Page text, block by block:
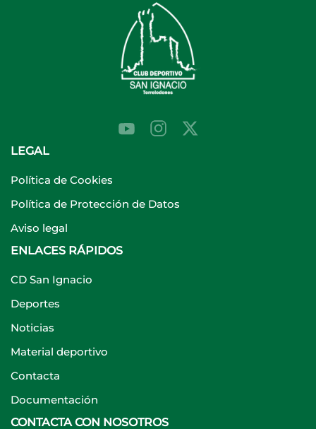
LEGAL
Política de Cookies
Política de Protección de Datos
Aviso legal
ENLACES RÁPIDOS
CD San Ignacio
Deportes
Noticias
Material deportivo
Contacta
Documentación
CONTACTA CON NOSOTROS